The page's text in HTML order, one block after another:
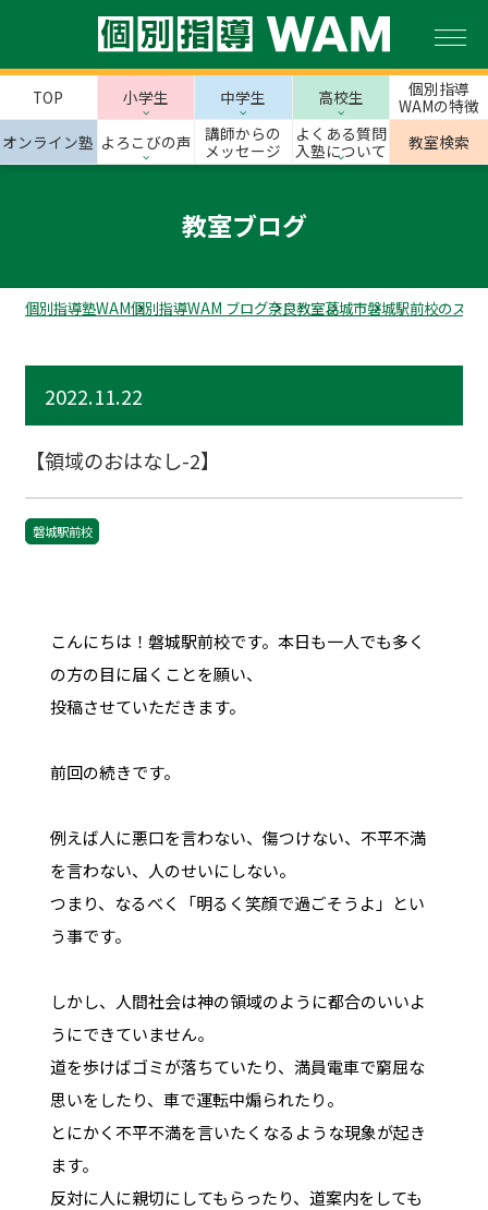
TOP 小学生 中学生 高校生
個別指導
WAMの特徴
オンライン塾 よろこびの声
講師からの
メッセージ
よくある質問
入塾について
教室検索
教室ブログ
個別指導塾WAM個別指導WAM ブログ奈良教室葛城市磐城駅前校のスタ
2022.11.22
【領域のおはなし-2】
磐城駅前校
こんにちは！磐城駅前校です。本日も一人でも多く
の方の目に届くことを願い、
投稿させていただきます。
前回の続きです。
例えば人に悪口を言わない、傷つけない、不平不満
を言わない、人のせいにしない。
つまり、なるべく「明るく笑顔で過ごそうよ」とい
う事です。
しかし、人間社会は神の領域のように都合のいいよ
うにできていません。
道を歩けばゴミが落ちていたり、満員電車で窮屈な
思いをしたり、車で運転中煽られたり。
とにかく不平不満を言いたくなるような現象が起き
ます。
反対に人に親切にしてもらったり、道案内をしても